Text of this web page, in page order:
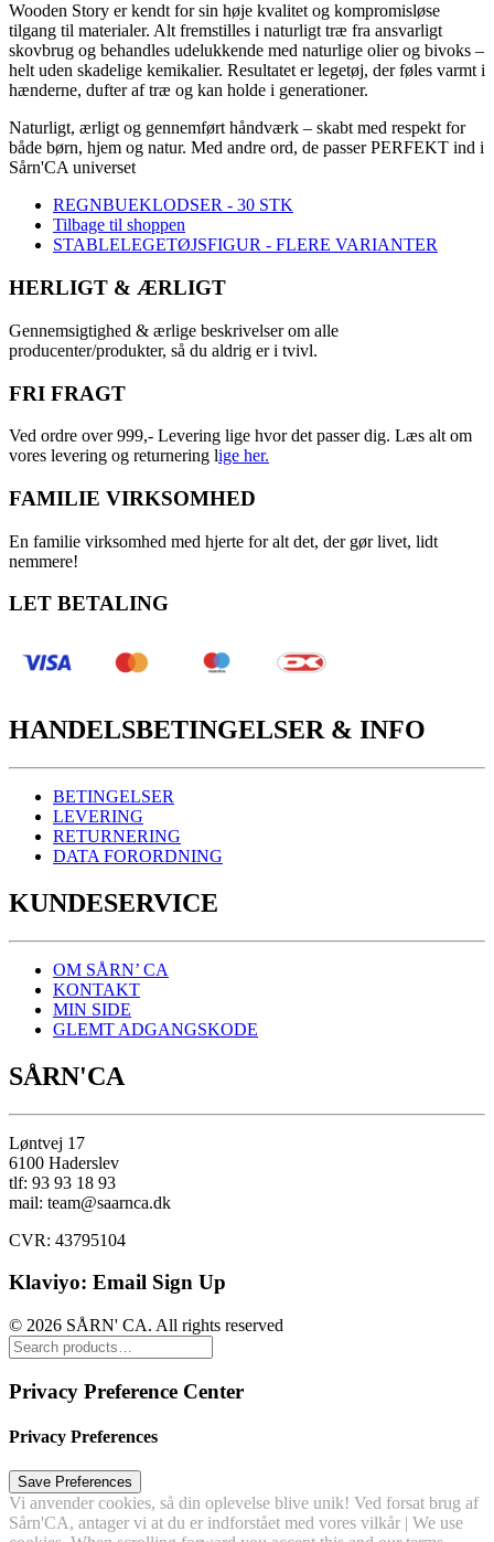
Wooden Story er kendt for sin høje kvalitet og kompromisløse
tilgang til materialer. Alt fremstilles i naturligt træ fra ansvarligt
skovbrug og behandles udelukkende med naturlige olier og bivoks –
helt uden skadelige kemikalier. Resultatet er legetøj, der føles varmt i
hænderne, dufter af træ og kan holde i generationer.
Naturligt, ærligt og gennemført håndværk – skabt med respekt for
både børn, hjem og natur. Med andre ord, de passer PERFEKT ind i
Sårn'CA universet
REGNBUEKLODSER - 30 STK
Tilbage til shoppen
STABLELEGETØJSFIGUR - FLERE VARIANTER
HERLIGT & ÆRLIGT
Gennemsigtighed & ærlige beskrivelser om alle
producenter/produkter, så du aldrig er i tvivl.
FRI FRAGT
Ved ordre over 999,- Levering lige hvor det passer dig. Læs alt om
vores levering og returnering lige her.
FAMILIE VIRKSOMHED
En familie virksomhed med hjerte for alt det, der gør livet, lidt
nemmere!
LET BETALING
HANDELSBETINGELSER & INFO
BETINGELSER
LEVERING
RETURNERING
DATA FORORDNING
KUNDESERVICE
OM SÅRN’ CA
KONTAKT
MIN SIDE
GLEMT ADGANGSKODE
SÅRN'CA
Løntvej 17
6100 Haderslev
tlf: 93 93 18 93
mail: team@saarnca.dk
CVR: 43795104
Klaviyo: Email Sign Up
© 2026 SÅRN' CA. All rights reserved
Privacy Preference Center
Privacy Preferences
Vi anvender cookies, så din oplevelse blive unik! Ved forsat brug af
Sårn'CA, antager vi at du er indforstået med vores vilkår | We use